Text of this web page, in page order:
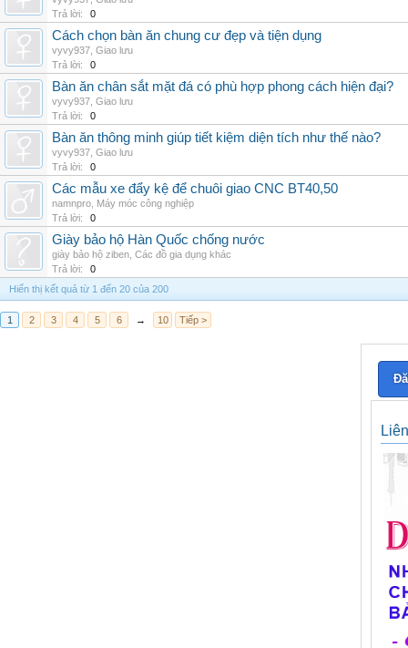
Trả lời:
0
Cách chọn bàn ăn chung cư đẹp và tiện dụng
vyvy937 Giao lưu
Trả lời:
0
Bàn ăn chân sắt mặt đá có phù hợp phong cách hiện đại?
vyvy937 Giao lưu
Trả lời:
0
Bàn ăn thông minh giúp tiết kiệm diện tích như thế nào?
vyvy937 Giao lưu
Trả lời:
0
Các mẫu xe đẩy kệ để chuôi giao CNC BT40,50
namnpro Máy móc công nghiệp
Trả lời:
0
Giày bảo hộ Hàn Quốc chống nước
giày bảo hộ ziben Các đồ gia dụng khác
Trả lời:
0
Hiển thị kết quả từ 1 đến 20 của 200
1 2 3 4 5 6 → 10 Tiếp >